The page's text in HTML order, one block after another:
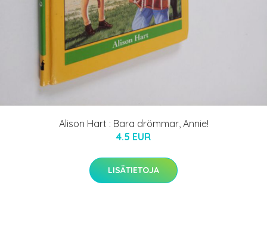
Alison Hart : Bara drömmar, Annie!
4.5 EUR
LISÄTIETOJA